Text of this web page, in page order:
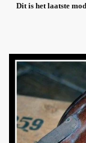
Dit is het laatste